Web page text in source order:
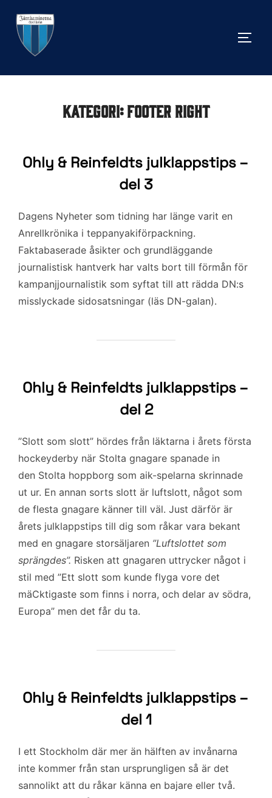
innehåll
Kategori:Footer right
Ohly & Reinfeldts julklappstips –
del 3
Dagens Nyheter som tidning har länge varit en
Anrellkrönika i teppanyakiförpackning.
Faktabaserade åsikter och grundläggande
journalistisk hantverk har valts bort till förmån för
kampanjjournalistik som syftat till att rädda DN:s
misslyckade sidosatsningar (läs DN-galan).
Ohly & Reinfeldts julklappstips –
del 2
”Slott som slott” hördes från läktarna i årets första
hockeyderby när Stolta gnagare spanade in
den Stolta hoppborg som aik-spelarna skrinnade
ut ur. En annan sorts slott är luftslott, något som
de flesta gnagare känner till väl. Just därför är
årets julklappstips till dig som råkar vara bekant
med en gnagare storsäljaren ”Luftslottet som
sprängdes”. Risken att gnagaren uttrycker något i
stil med ”Ett slott som kunde flyga vore det
mäCktigaste som finns i norra, och delar av södra,
Europa” men det får du ta.
Ohly & Reinfeldts julklappstips –
del 1
I ett Stockholm där mer än hälften av invånarna
inte kommer från stan ursprungligen så är det
sannolikt att du råkar känna en bajare eller två.